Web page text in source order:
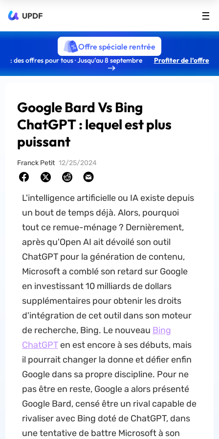
UPDF
Offre spéciale rentrée
: des offres pour tous · Jusqu’au 8 septembre Profiter de l’offre
Google Bard Vs Bing
ChatGPT : lequel est plus
puissant
Franck Petit 12/25/2024
L'intelligence artificielle ou IA existe depuis
un bout de temps déjà. Alors, pourquoi
tout ce remue-ménage ? Dernièrement,
après qu'Open AI ait dévoilé son outil
ChatGPT pour la génération de contenu,
Microsoft a comblé son retard sur Google
en investissant 10 milliards de dollars
supplémentaires pour obtenir les droits
d'intégration de cet outil dans son moteur
de recherche, Bing. Le nouveau Bing
ChatGPTen est encore à ses débuts, mais
il pourrait changer la donne et défier enfin
Google dans sa propre discipline. Pour ne
pas être en reste, Google a alors présenté
Google Bard, censé être un rival capable de
rivaliser avec Bing doté de ChatGPT, dans
une tentative de battre Microsoft à son